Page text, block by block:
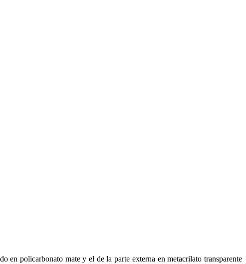
en policarbonato mate y el de la parte externa en metacrilato transparente